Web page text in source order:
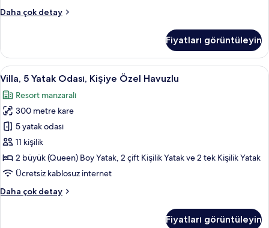
görün
Daha çok detay
Ev,
Veranda
(Garden)
hakkında
fazla
detay
Fiyatları görüntüleyin
Villa,
5
Yatak
Odası,
Kişiye
Özel
Havuzlu
için
fotoğrafları
Villa, 5 Yatak Odası, Kişiye Özel
22
Villa, 5 Yatak Odası, Kişiye Özel Havuzlu
Resort manzaralı
300 metre kare
5 yatak odası
11 kişilik
2 büyük (Queen) Boy Yatak, 2 çift Kişilik Yatak ve 2 tek Kişilik Yatak
Ücretsiz kablosuz internet
Daha çok detay
Villa,
Fiyatları görüntüleyin